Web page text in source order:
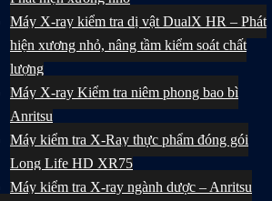
Máy X-ray kiểm tra dị vật DualX HR – Phát
hiện xương nhỏ, nâng tầm kiểm soát chất
lượng
Máy X-ray Kiểm tra niêm phong bao bì
Anritsu
Máy kiểm tra X-Ray thực phẩm đóng gói
Long Life HD XR75
Máy kiểm tra X-ray ngành dược – Anritsu